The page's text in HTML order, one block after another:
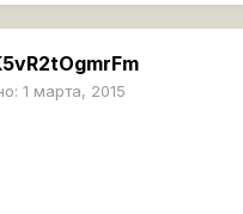
1 марта, 2015